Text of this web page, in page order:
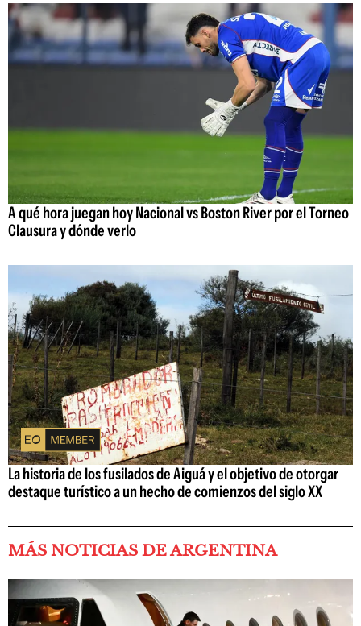
A qué hora juegan hoy Nacional vs Boston River por el Torneo
Clausura y dónde verlo
La historia de los fusilados de Aiguá y el objetivo de otorgar
destaque turístico a un hecho de comienzos del siglo XX
MÁS NOTICIAS DE ARGENTINA